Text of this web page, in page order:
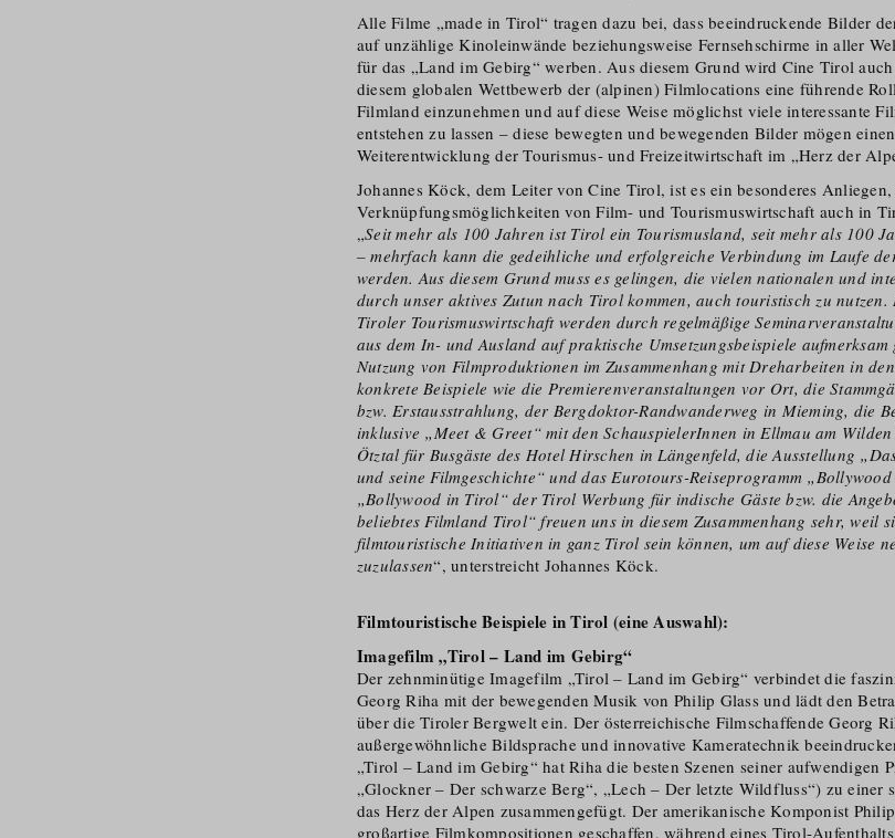
Alle Filme „made in Tirol“ tragen dazu bei, dass beeindruckende Bilder
auf unzählige Kinoleinwände beziehungsweise Fernsehschirme in aller
für das „Land im Gebirg“ werben. Aus diesem Grund wird Cine Tirol
diesem globalen Wettbewerb der (alpinen) Filmlocations eine führende
Filmland einzunehmen und auf diese Weise möglichst viele interessante
entstehen zu lassen – diese bewegten und bewegenden Bilder mögen
Weiterent­wicklung der Tourismus- und Freizeit­wirtschaft im „Herz der
Johannes Köck, dem Leiter von Cine Tirol, ist es ein besonderes
Verknüpfungs­mög­lichkeiten von Film- und Tourismus­wirtschaft auch in
„Seit mehr als 100 Jahren ist Tirol ein Tourismusland, seit mehr als 100
– mehrfach kann die gedeihliche und erfolgreiche Verbindung im Laufe
werden. Aus diesem Grund muss es gelingen, die vielen nationalen und
durch unser aktives Zutun nach Tirol kommen, auch touristisch zu
Tiroler Tourismuswirtschaft werden durch regelmäßige
aus dem In- und Ausland auf praktische Umsetzungsbeispiele aufmerksam
Nutzung von Filmproduktionen im Zusammenhang mit Dreharbeiten in
konkrete Beispiele wie die Premierenveranstaltungen vor Ort, die
bzw. Erstausstrahlung, der Bergdoktor-Randwanderweg in Mieming, die
inklusive „Meet & Greet“ mit den SchauspielerInnen in Ellmau am
Ötztal für Busgäste des Hotel Hirschen in Längenfeld, die Ausstellung
und seine Filmgeschichte“ und das Eurotours-Reiseprogramm
„Bollywood in Tirol“ der Tirol Werbung für indische Gäste bzw. die
beliebtes Filmland Tirol“ freuen uns in diesem Zusammenhang sehr, weil
filmtouristische Initiativen in ganz Tirol sein können, um auf diese Weise
zuzulassen“, unterstreicht Johannes Köck.
Filmtouristische Beispiele in Tirol (eine Auswahl):
Imagefilm „Tirol – Land im Gebirg“
Der zehnminütige Imagefilm „Tirol – Land im Gebirg“ verbindet die
Georg Riha mit der bewegenden Musik von Philip Glass und lädt den
über die Tiroler Bergwelt ein. Der österreichische Filmschaffende Georg
außergewöhnliche Bildsprache und innovative Kameratechnik
„Tirol – Land im Gebirg“ hat Riha die besten Szenen seiner aufwendigen
„Glockner – Der schwarze Berg“, „Lech – Der letzte Wildfluss“) zu einer
das Herz der Alpen zusammengefügt. Der amerikanische Komponist
großartige Filmkompo­sitionen geschaffen, während eines Tirol-